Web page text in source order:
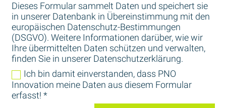
Dieses Formular sammelt Daten und speichert sie
in unserer Datenbank in Übereinstimmung mit den
europäischen Datenschutz-Bestimmungen
(DSGVO). Weitere Informationen darüber, wie wir
Ihre übermittelten Daten schützen und verwalten,
finden Sie in unserer Datenschutzerklärung.
Ich bin damit einverstanden, dass PNO
Innovation meine Daten aus diesem Formular
erfasst! *